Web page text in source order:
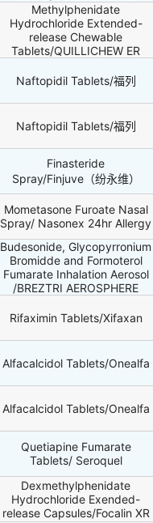
Methylphenidate
Hydrochloride Extended-
release Chewable
Tablets/QUILLICHEW ER
Naftopidil Tablets/福列
Naftopidil Tablets/福列
Finasteride
Spray/Finjuve（纷永维）
Mometasone Furoate Nasal
Spray/ Nasonex 24hr Allergy
Budesonide, Glycopyrronium
Bromidde and Formoterol
Fumarate Inhalation Aerosol
/BREZTRI AEROSPHERE
Rifaximin Tablets/Xifaxan
Alfacalcidol Tablets/Onealfa
Alfacalcidol Tablets/Onealfa
Quetiapine Fumarate
Tablets/ Seroquel
Dexmethylphenidate
Hydrochloride Exended-
release Capsules/Focalin XR